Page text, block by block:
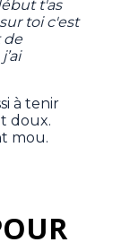
t'as
toi c'est
de
à tenir
doux.
mou.